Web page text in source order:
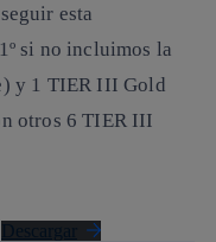
esta
si no incluimos la
y 1 TIER III Gold
otros 6 TIER III
Descargar